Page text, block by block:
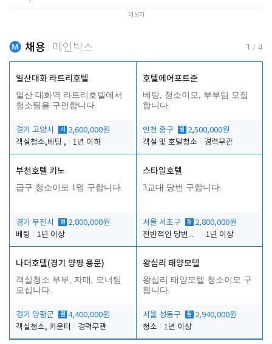
더보기
채용 메인박스 1 / 4
일산대화 라트리호텔
일산 대화역 라트리호텔에서
청소팀을 구인합니다.
경기 고양시 시
2,600,000원
객실청소,베팅 ,
1년 이하
호텔에어포트준
베팅, 청소이모, 부부팀 모집
합니다.
인천 중구 월 2,500,000원
객실 및 호텔청소
경력무관
부천호텔 키노
급구 청소이모 1명 구합니다.
경기 부천시 월 2,800,000원
베팅
1년 이상
스타일호텔
3교대 당번 구합니다.
서울 서초구 월 2,800,000원
전반적인 당번업무
1년 이상
나더호텔(경기 양평 용문)
객실청소 부부, 자매, 모녀팀
모십니다.
경기 양평군 월 4,400,000원
객실청소, 카운터
경력무관
왕십리 태양모텔
왕십리 태양모텔 청소이모 구
합니다.
서울 성동구 월 2,940,000원
청소
1년 이상